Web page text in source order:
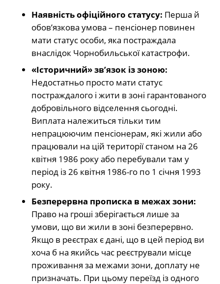
Наявність офіційного статусу: Перша й
обов’язкова умова – пенсіонер повинен
мати статус особи, яка постраждала
внаслідок Чорнобильської катастрофи.
«Історичний» зв’язок із зоною:
Недостатньо просто мати статус
постраждалого і жити в зоні гарантованого
добровільного відселення сьогодні.
Виплата належиться тільки тим
непрацюючим пенсіонерам, які жили або
працювали на цій території станом на 26
квітня 1986 року або перебували там у
період із 26 квітня 1986-го по 1 січня 1993
року.
Безперервна прописка в межах зони:
Право на гроші зберігається лише за
умови, що ви жили в зоні безперервно.
Якщо в реєстрах є дані, що в цей період ви
хоча б на якийсь час реєстрували місце
проживання за межами зони, доплату не
призначать. При цьому переїзд із одного